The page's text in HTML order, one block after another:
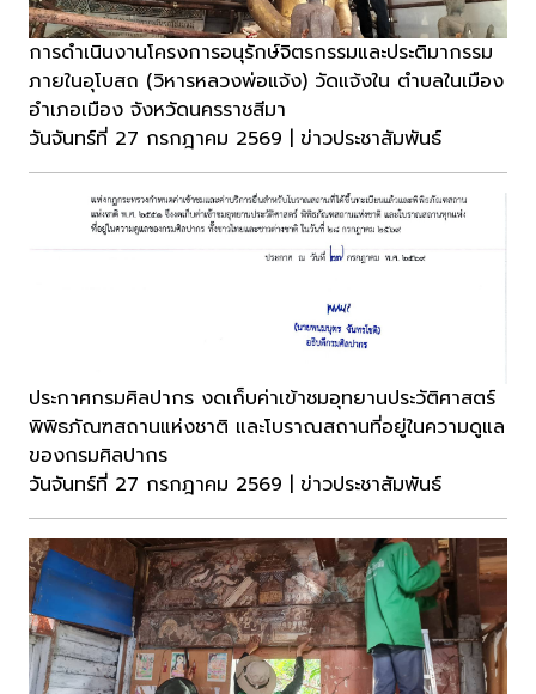
การดำเนินงานโครงการอนุรักษ์จิตรกรรมและประติมากรรม
ภายในอุโบสถ (วิหารหลวงพ่อแจ้ง) วัดแจ้งใน ตำบลในเมือง
อำเภอเมือง จังหวัดนครราชสีมา
วันจันทร์ที่ 27 กรกฎาคม 2569 | ข่าวประชาสัมพันธ์
ประกาศกรมศิลปากร งดเก็บค่าเข้าชมอุทยานประวัติศาสตร์
พิพิธภัณฑสถานแห่งชาติ และโบราณสถานที่อยู่ในความดูแล
ของกรมศิลปากร
วันจันทร์ที่ 27 กรกฎาคม 2569 | ข่าวประชาสัมพันธ์